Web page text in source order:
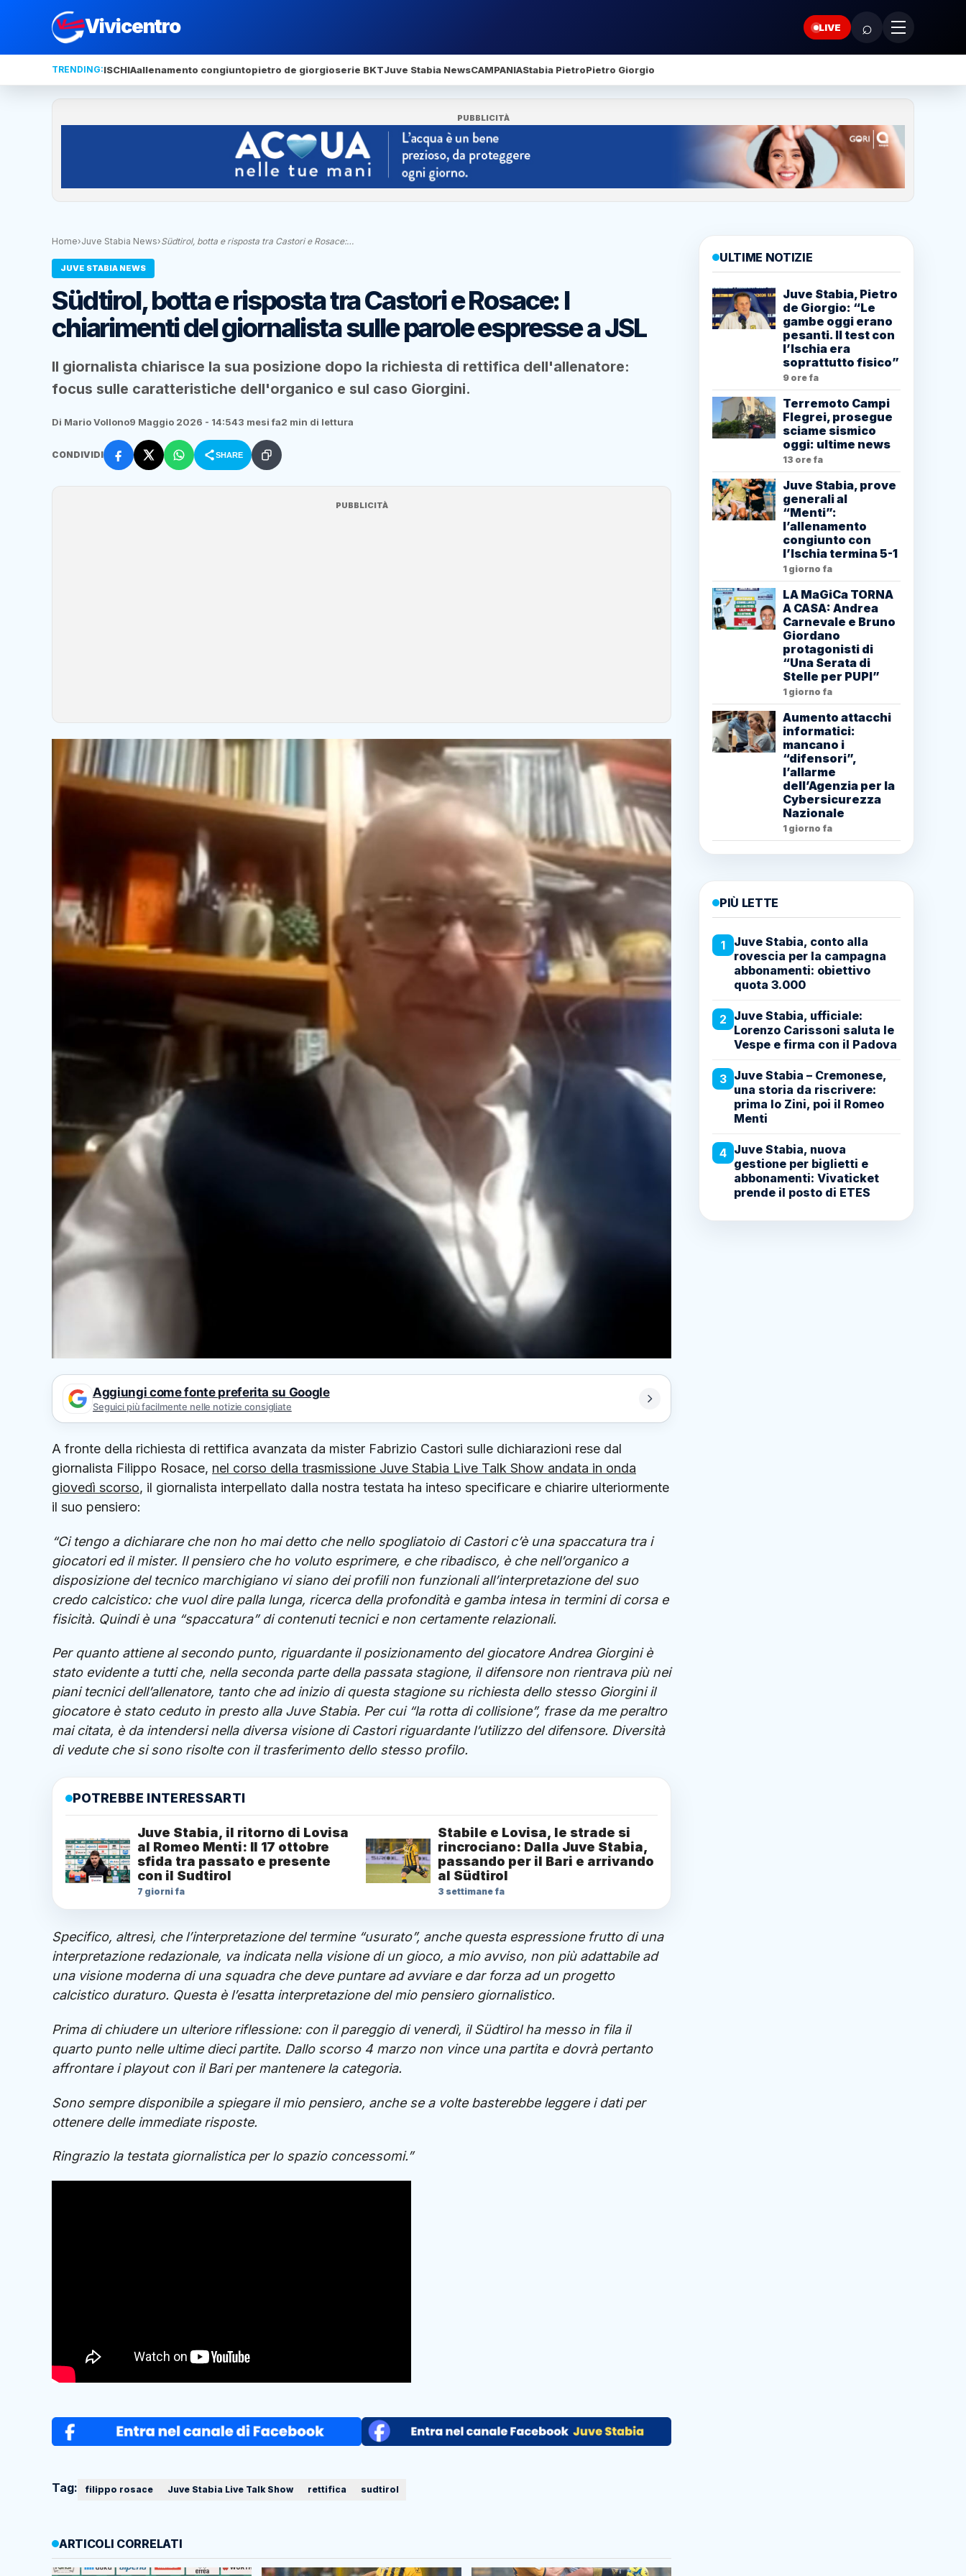
Vivicentro LIVE ⌕
TRENDING:ISCHIAallenamento congiuntopietro de giorgioserie BKTJuve Stabia NewsCAMPANIAStabia PietroPietro Giorgio
PUBBLICITÀ
Home›Juve Stabia News›Südtirol, botta e risposta tra Castori e Rosace:…
JUVE STABIA NEWS
Südtirol, botta e risposta tra Castori e Rosace: I
chiarimenti del giornalista sulle parole espresse a JSL
Il giornalista chiarisce la sua posizione dopo la richiesta di rettifica dell'allenatore:
focus sulle caratteristiche dell'organico e sul caso Giorgini.
Di Mario Vollono9 Maggio 2026 - 14:543 mesi fa2 min di lettura
CONDIVIDI SHARE
PUBBLICITÀ
Aggiungi come fonte preferita su Google
Seguici più facilmente nelle notizie consigliate
A fronte della richiesta di rettifica avanzata da mister Fabrizio Castori sulle dichiarazioni rese dal
giornalista Filippo Rosace, nel corso della trasmissione Juve Stabia Live Talk Show andata in onda
giovedì scorso, il giornalista interpellato dalla nostra testata ha inteso specificare e chiarire ulteriormente
il suo pensiero:
“Ci tengo a dichiarare che non ho mai detto che nello spogliatoio di Castori c’è una spaccatura tra i
giocatori ed il mister. Il pensiero che ho voluto esprimere, e che ribadisco, è che nell’organico a
disposizione del tecnico marchigiano vi siano dei profili non funzionali all’interpretazione del suo
credo calcistico: che vuol dire palla lunga, ricerca della profondità e gamba intesa in termini di corsa e
fisicità. Quindi è una “spaccatura” di contenuti tecnici e non certamente relazionali.
Per quanto attiene al secondo punto, riguardante il posizionamento del giocatore Andrea Giorgini è
stato evidente a tutti che, nella seconda parte della passata stagione, il difensore non rientrava più nei
piani tecnici dell’allenatore, tanto che ad inizio di questa stagione su richiesta dello stesso Giorgini il
giocatore è stato ceduto in presto alla Juve Stabia. Per cui “la rotta di collisione”, frase da me peraltro
mai citata, è da intendersi nella diversa visione di Castori riguardante l’utilizzo del difensore. Diversità
di vedute che si sono risolte con il trasferimento dello stesso profilo.
POTREBBE INTERESSARTI
Juve Stabia, il ritorno di Lovisa
al Romeo Menti: Il 17 ottobre
sfida tra passato e presente
con il Sudtirol
7 giorni fa
Stabile e Lovisa, le strade si
rincrociano: Dalla Juve Stabia,
passando per il Bari e arrivando
al Südtirol
3 settimane fa
Specifico, altresì, che l’interpretazione del termine “usurato”, anche questa espressione frutto di una
interpretazione redazionale, va indicata nella visione di un gioco, a mio avviso, non più adattabile ad
una visione moderna di una squadra che deve puntare ad avviare e dar forza ad un progetto
calcistico duraturo. Questa è l’esatta interpretazione del mio pensiero giornalistico.
Prima di chiudere un ulteriore riflessione: con il pareggio di venerdì, il Südtirol ha messo in fila il
quarto punto nelle ultime dieci partite. Dallo scorso 4 marzo non vince una partita e dovrà pertanto
affrontare i playout con il Bari per mantenere la categoria.
Sono sempre disponibile a spiegare il mio pensiero, anche se a volte basterebbe leggere i dati per
ottenere delle immediate risposte.
Ringrazio la testata giornalistica per lo spazio concessomi.”
Tag: filippo rosace Juve Stabia Live Talk Show rettifica sudtirol
ARTICOLI CORRELATI
ULTIME NOTIZIE
Juve Stabia, Pietro
de Giorgio: “Le
gambe oggi erano
pesanti. Il test con
l’Ischia era
soprattutto fisico”
9 ore fa
Terremoto Campi
Flegrei, prosegue
sciame sismico
oggi: ultime news
13 ore fa
Juve Stabia, prove
generali al
“Menti”:
l’allenamento
congiunto con
l’Ischia termina 5-1
1 giorno fa
LA MaGiCa TORNA
A CASA: Andrea
Carnevale e Bruno
Giordano
protagonisti di
“Una Serata di
Stelle per PUPI”
1 giorno fa
Aumento attacchi
informatici:
mancano i
“difensori”,
l’allarme
dell’Agenzia per la
Cybersicurezza
Nazionale
1 giorno fa
PIÙ LETTE
1
Juve Stabia, conto alla
rovescia per la campagna
abbonamenti: obiettivo
quota 3.000
2 Juve Stabia, ufficiale:
Lorenzo Carissoni saluta le
Vespe e firma con il Padova
3 Juve Stabia – Cremonese,
una storia da riscrivere:
prima lo Zini, poi il Romeo
Menti
4 Juve Stabia, nuova
gestione per biglietti e
abbonamenti: Vivaticket
prende il posto di ETES